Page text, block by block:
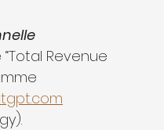
Revenue